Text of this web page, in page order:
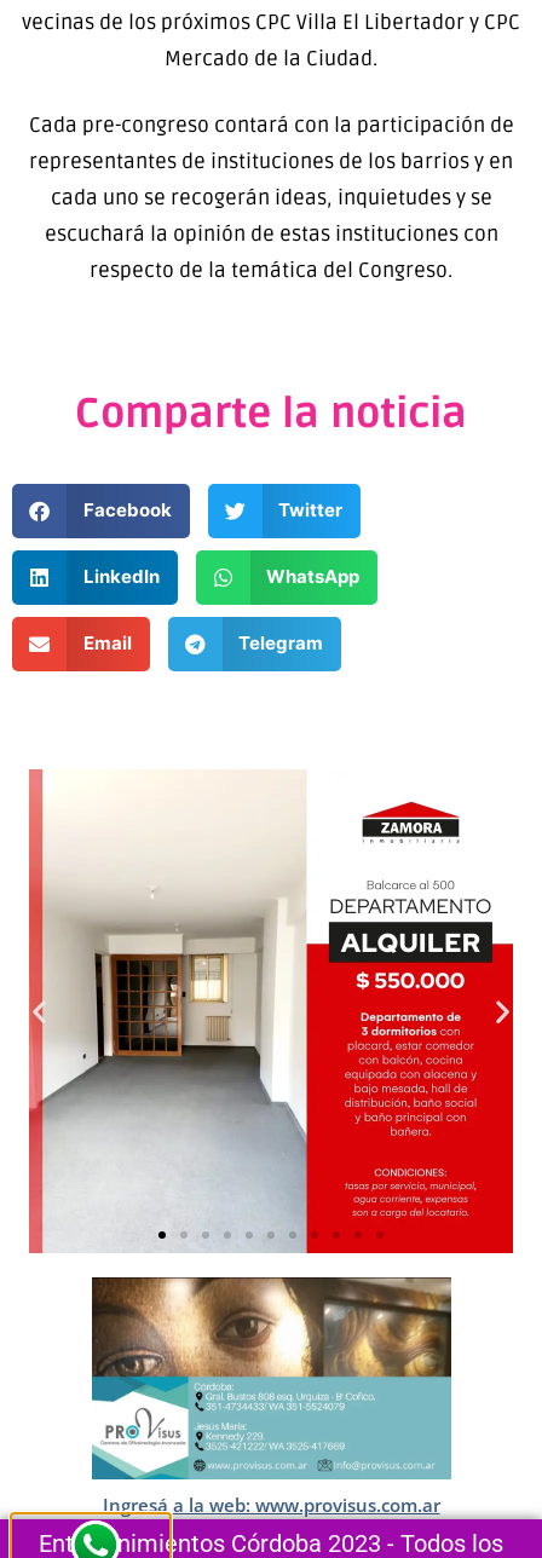
vecinas de los próximos CPC Villa El Libertador y CPC
Mercado de la Ciudad.
Cada pre-congreso contará con la participación de
representantes de instituciones de los barrios y en
cada uno se recogerán ideas, inquietudes y se
escuchará la opinión de estas instituciones con
respecto de la temática del Congreso.
Comparte la noticia
Facebook Twitter
LinkedIn WhatsApp
Email Telegram
Ingresá a la web: www.provisus.com.ar
Entretenimientos Córdoba 2023 - Todos los